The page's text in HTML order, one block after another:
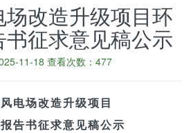
改造升级项目环
征求意见稿公示
11-18 查看次数：477
电场改造升级项目
告书征求意见稿公示